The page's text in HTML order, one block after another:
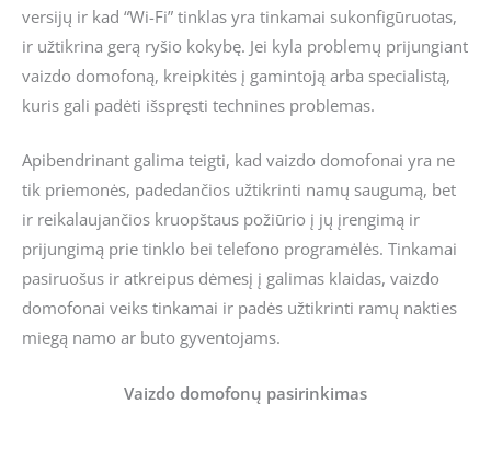
versijų ir kad “Wi-Fi” tinklas yra tinkamai sukonfigūruotas,
ir užtikrina gerą ryšio kokybę. Jei kyla problemų prijungiant
vaizdo domofoną, kreipkitės į gamintoją arba specialistą,
kuris gali padėti išspręsti technines problemas.
Apibendrinant galima teigti, kad vaizdo domofonai yra ne
tik priemonės, padedančios užtikrinti namų saugumą, bet
ir reikalaujančios kruopštaus požiūrio į jų įrengimą ir
prijungimą prie tinklo bei telefono programėlės. Tinkamai
pasiruošus ir atkreipus dėmesį į galimas klaidas, vaizdo
domofonai veiks tinkamai ir padės užtikrinti ramų nakties
miegą namo ar buto gyventojams.
Vaizdo domofonų pasirinkimas